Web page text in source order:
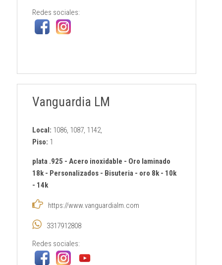
Redes sociales:
Vanguardia LM
Local: 1086, 1087, 1142,
Piso: 1
plata .925 - Acero inoxidable - Oro laminado
18k- Personalizados - Bisuteria - oro 8k - 10k
- 14k
https://www.vanguardialm.com
3317912808
Redes sociales: